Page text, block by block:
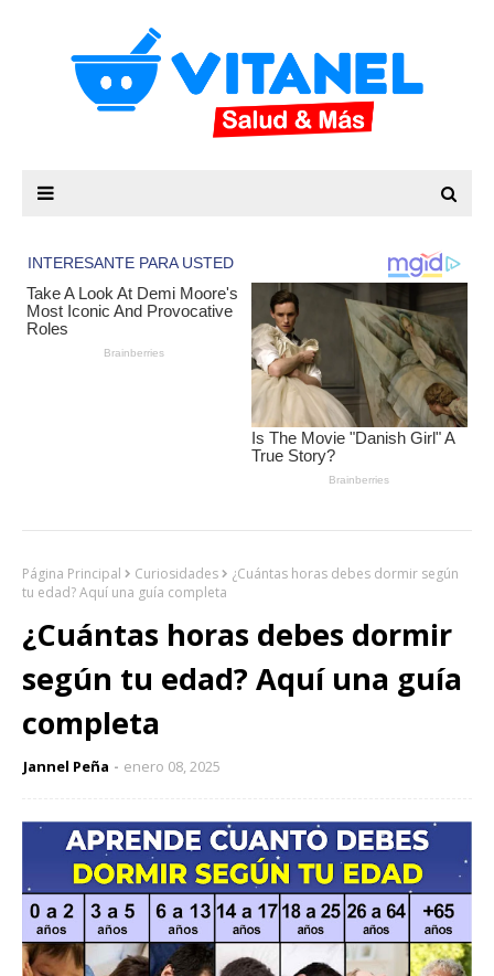
Página Principal Curiosidades
¿Cuántas horas debes dormir según
tu edad? Aquí una guía completa
¿Cuántas horas debes dormir
según tu edad? Aquí una guía
completa
Jannel Peña enero 08, 2025